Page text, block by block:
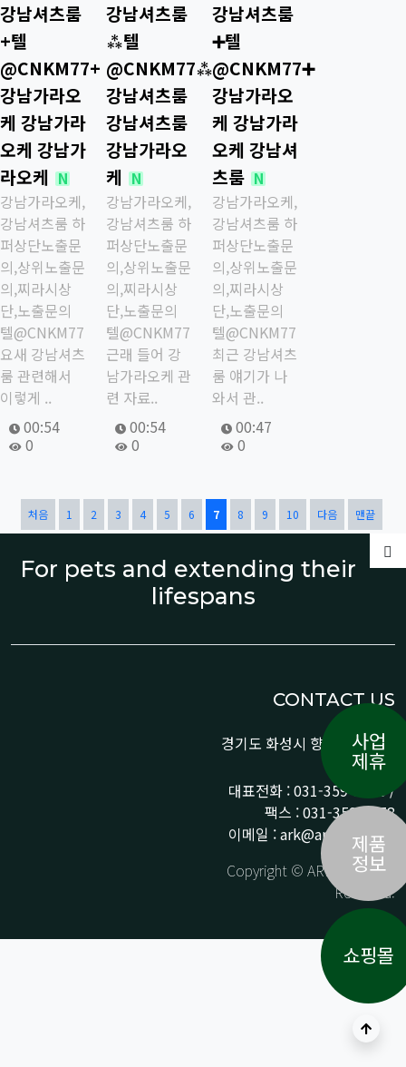
IMAGE
강남셔츠룸
+텔
@CNKM77+
강남가라오
케 강남가라
오케 강남가
라오케 N새글
강남가라오케,
강남셔츠룸 하
퍼상단노출문
의,상위노출문
의,찌라시상
단,노출문의
텔@CNKM77
요새 강남셔츠
룸 관련해서
이렇게 ..
작성자
작성일
00:54
조회
0
IMAGE
강남셔츠룸
⁂텔
@CNKM77⁂
강남셔츠룸
강남셔츠룸
강남가라오
케 N새글
강남가라오케,
강남셔츠룸 하
퍼상단노출문
의,상위노출문
의,찌라시상
단,노출문의
텔@CNKM77
근래 들어 강
남가라오케 관
련 자료..
작성자
작성일
00:54
조회
0
IMAGE
강남셔츠룸
➕텔
@CNKM77➕
강남가라오
케 강남가라
오케 강남셔
츠룸 N새글
강남가라오케,
강남셔츠룸 하
퍼상단노출문
의,상위노출문
의,찌라시상
단,노출문의
텔@CNKM77
최근 강남셔츠
룸 얘기가 나
와서 관..
작성자
작성일
00:47
조회
0
처음 1페이지2
페이지3페이지4
페이지5페이지6
페이지열린
7
페이지8
페이지9
페이지10
페이지 다음 맨끝
For pets and extending their
lifespans
CONTACT US
경기도 화성시 향남읍 상신로
290-13
대표전화 : 031-359-9776 /
팩스 : 031-359-9778
이메일 : ark@arkpnp.com
Copyright © ARK All Rights
Reserved.
상단
사업
제휴
제품
정보
쇼핑몰